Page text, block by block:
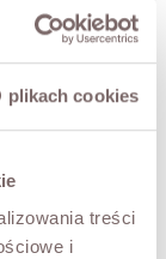
plikach cookies
treści
i